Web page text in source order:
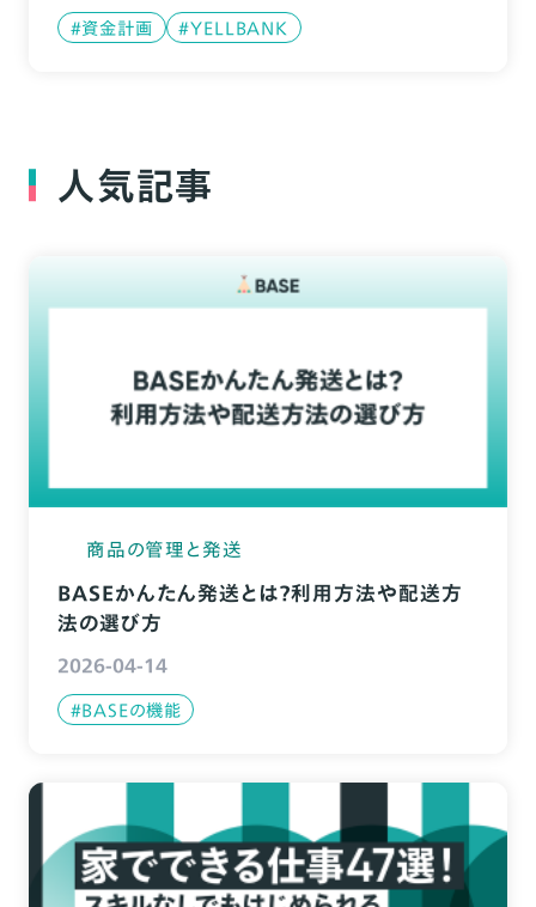
#資金計画 #YELLBANK
人気記事
商品の管理と発送
BASEかんたん発送とは？利用方法や配送方
法の選び方
2026-04-14
#BASEの機能